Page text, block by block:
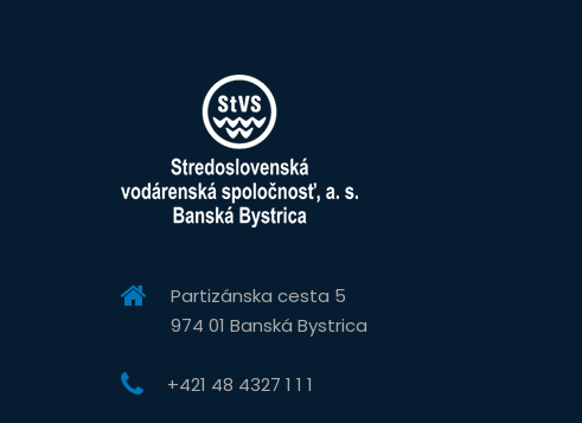
Partizánska cesta 5
974 01 Banská Bystrica
+421 48 4327 1 1 1